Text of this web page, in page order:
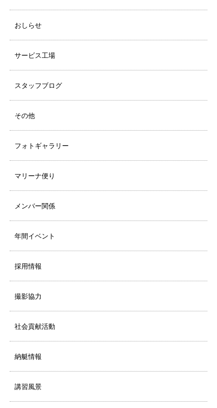
おしらせ
サービス工場
スタッフブログ
その他
フォトギャラリー
マリーナ便り
メンバー関係
年間イベント
採用情報
撮影協力
社会貢献活動
納艇情報
講習風景